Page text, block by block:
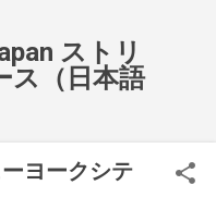
ストリ
ス（日本語
ヨークシテ